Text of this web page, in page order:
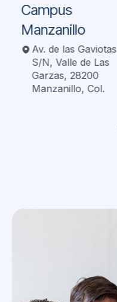
Campus
Manzanillo
Av. de las Gaviotas
S/N, Valle de Las
Garzas, 28200
Manzanillo, Col.